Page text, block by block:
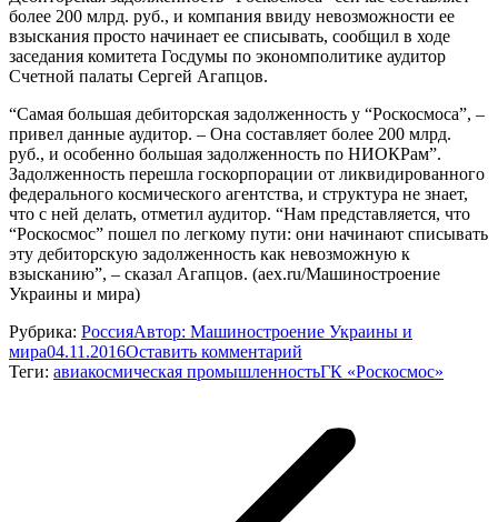
более 200 млрд. руб., и компания ввиду невозможности ее
взыскания просто начинает ее списывать, сообщил в ходе
заседания комитета Госдумы по экономполитике аудитор
Счетной палаты Сергей Агапцов.
“Самая большая дебиторская задолженность у “Роскосмоса”, –
привел данные аудитор. – Она составляет более 200 млрд.
руб., и особенно большая задолженность по НИОКРам”.
Задолженность перешла госкорпорации от ликвидированного
федерального космического агентства, и структура не знает,
что с ней делать, отметил аудитор. “Нам представляется, что
“Роскосмос” пошел по легкому пути: они начинают списывать
эту дебиторскую задолженность как невозможную к
взысканию”, – сказал Агапцов. (aex.ru/Машиностроение
Украины и мира)
Рубрика: РоссияАвтор: Машиностроение Украины и
мира04.11.2016Оставить комментарий
Теги: авиакосмическая промышленностьГК «Роскосмос»